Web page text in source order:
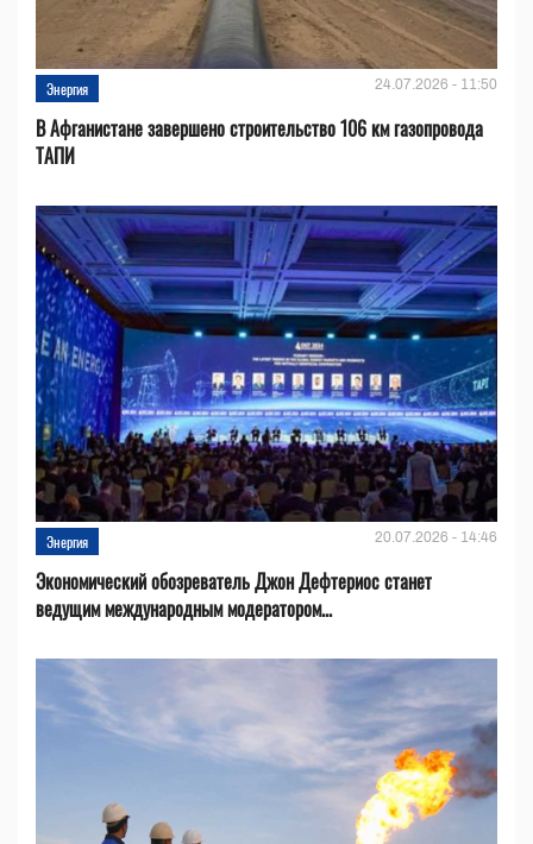
Энергия 24.07.2026 - 11:50
В Афганистане завершено строительство 106 км газопровода
ТАПИ
Энергия 20.07.2026 - 14:46
Экономический обозреватель Джон Дефтериос станет
ведущим международным модератором...